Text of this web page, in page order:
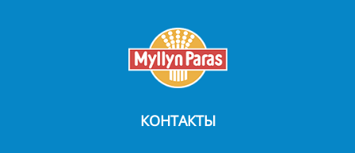
КОНТАКТЫ